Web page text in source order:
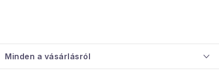
á
bMinden a vásárlásról